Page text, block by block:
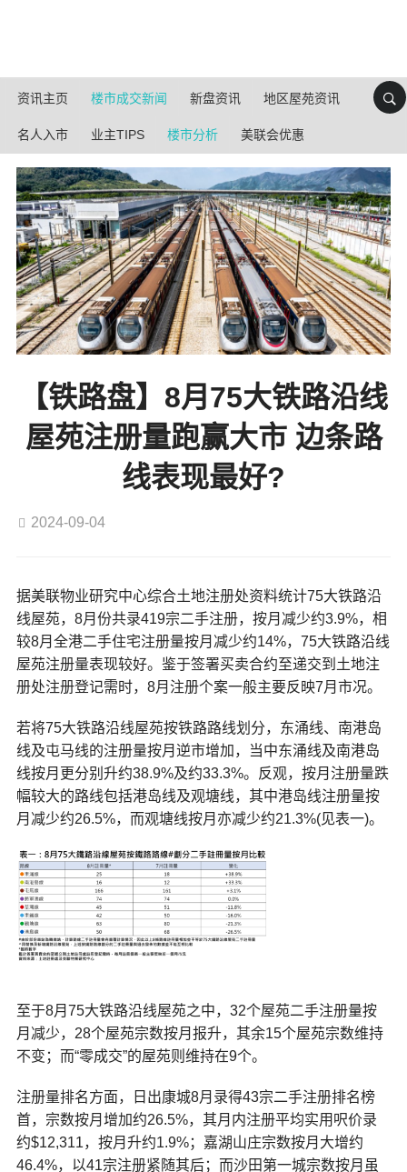
资讯主页 楼市成交新闻 新盘资讯 地区屋苑资讯
名人入市 业主TIPS 楼市分析 美联会优惠
【铁路盘】8月75大铁路沿线
屋苑注册量跑赢大市 边条路
线表现最好?
2024-09-04
据美联物业研究中心综合土地注册处资料统计75大铁路沿
线屋苑，8月份共录419宗二手注册，按月减少约3.9%，相
较8月全港二手住宅注册量按月减少约14%，75大铁路沿线
屋苑注册量表现较好。鉴于签署买卖合约至递交到土地注
册处注册登记需时，8月注册个案一般主要反映7月市况。
若将75大铁路沿线屋苑按铁路路线划分，东涌线、南港岛
线及屯马线的注册量按月逆市增加，当中东涌线及南港岛
线按月更分别升约38.9%及约33.3%。反观，按月注册量跌
幅较大的路线包括港岛线及观塘线，其中港岛线注册量按
月减少约26.5%，而观塘线按月亦减少约21.3%(见表一)。
至于8月75大铁路沿线屋苑之中，32个屋苑二手注册量按
月减少，28个屋苑宗数按月报升，其余15个屋苑宗数维持
不变；而“零成交”的屋苑则维持在9个。
注册量排名方面，日出康城8月录得43宗二手注册排名榜
首，宗数按月增加约26.5%，其月内注册平均实用呎价录
约$12,311，按月升约1.9%；嘉湖山庄宗数按月大增约
46.4%，以41宗注册紧随其后；而沙田第一城宗数按月虽